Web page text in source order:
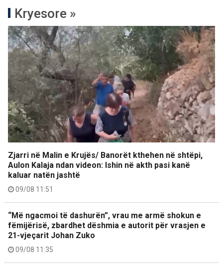
Kryesore »
Zjarri në Malin e Krujës/ Banorët kthehen në shtëpi,
Aulon Kalaja ndan videon: Ishin në akth pasi kanë
kaluar natën jashtë
09/08 11:51
“Më ngacmoi të dashurën”, vrau me armë shokun e
fëmijërisë, zbardhet dëshmia e autorit për vrasjen e
21-vjeçarit Johan Zuko
09/08 11:35